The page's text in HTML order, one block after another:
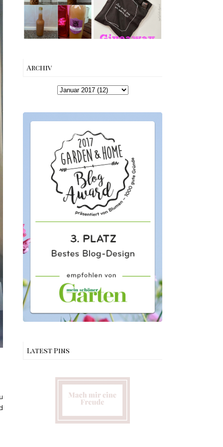
machen –
einfaches
Rezept &
Geschenkidee
Edition von
Esther
Perbandt
Archiv
Latest Pins